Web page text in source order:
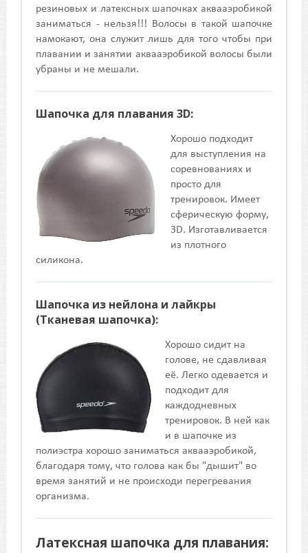
резиновых и латексных шапочках аквааэробикой
заниматься - нельзя!!! Волосы в такой шапочке
намокают, она служит лишь для того чтобы при
плавании и занятии аквааэробикой волосы были
убраны и не мешали.
Шапочка для плавания 3D:
Хорошо подходит
для выступления на
соревнованиях и
просто для
тренировок. Имеет
сферическую форму,
3D. Изготавливается
из плотного
силикона.
Шапочка из нейлона и лайкры
(Тканевая шапочка):
Хорошо сидит на
голове, не сдавливая
её. Легко одевается и
подходит для
каждодневных
тренировок. В ней как
и в шапочке из
полиэстра хорошо заниматься аквааэробикой,
благодаря тому, что голова как бы "дышит" во
время занятий и не происходи перегревания
организма.
Латексная шапочка для плавания: